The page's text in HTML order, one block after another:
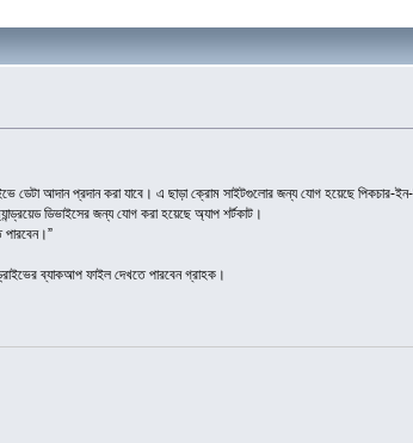
ডেটা আদান প্রদান করা যাবে। এ ছাড়া ক্রোম সাইটগুলোর জন্য যোগ হয়েছে পিকচার-
ডিভাইসের জন্য যোগ করা হয়েছে অ্যাপ শর্টকাট।
পারবেন।”
ব্যাকআপ ফাইল দেখতে পারবেন গ্রাহক।